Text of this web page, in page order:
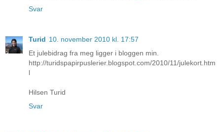
Svar
Turid 10. november 2010 kl. 17:57
Et julebidrag fra meg ligger i bloggen min.
http://turidspapirpuslerier.blogspot.com/2010/11/julekort.htm
l
Hilsen Turid
Svar